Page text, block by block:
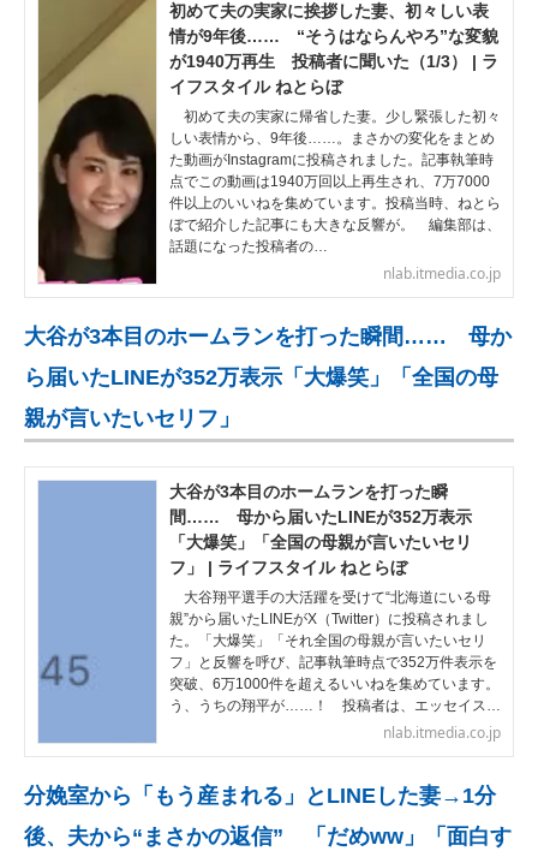
初めて夫の実家に挨拶した妻、初々しい表
情が9年後…… “そうはならんやろ”な変貌
が1940万再生 投稿者に聞いた（1/3） | ラ
イフスタイル ねとらぼ
初めて夫の実家に帰省した妻。少し緊張した初々
しい表情から、9年後……。まさかの変化をまとめ
た動画がInstagramに投稿されました。記事執筆時
点でこの動画は1940万回以上再生され、7万7000
件以上のいいねを集めています。投稿当時、ねとら
ぼで紹介した記事にも大きな反響が。 編集部は、
話題になった投稿者の…
nlab.itmedia.co.jp
大谷が3本目のホームランを打った瞬間…… 母か
ら届いたLINEが352万表示「大爆笑」「全国の母
親が言いたいセリフ」
大谷が3本目のホームランを打った瞬
間…… 母から届いたLINEが352万表示
「大爆笑」「全国の母親が言いたいセリ
フ」 | ライフスタイル ねとらぼ
大谷翔平選手の大活躍を受けて“北海道にいる母
親”から届いたLINEがX（Twitter）に投稿されまし
た。「大爆笑」「それ全国の母親が言いたいセリ
フ」と反響を呼び、記事執筆時点で352万件表示を
突破、6万1000件を超えるいいねを集めています。
う、うちの翔平が……！ 投稿者は、エッセイス…
nlab.itmedia.co.jp
分娩室から「もう産まれる」とLINEした妻→1分
後、夫から“まさかの返信” 「だめww」「面白す